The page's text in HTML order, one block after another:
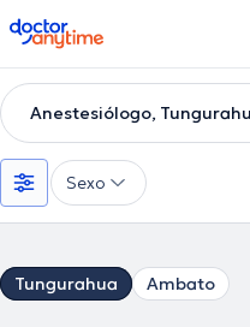
doctoranytime
Anestesiólogo,
Sexo
Tungurahua Ambato